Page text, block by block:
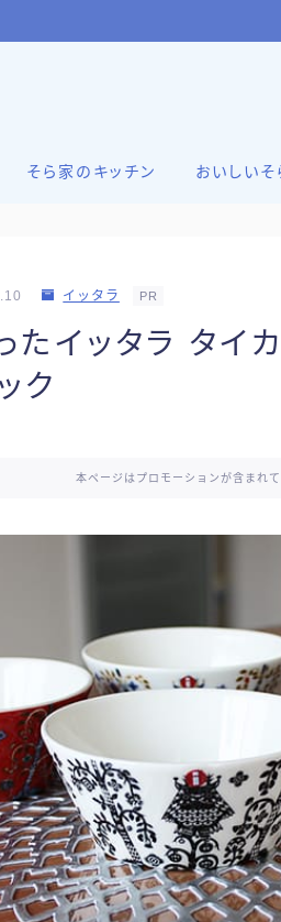
そら家のキッチン おいしいそ
イッタラ PR
たイッタラ タイ
ク
本ページはプロモーションが含まれ